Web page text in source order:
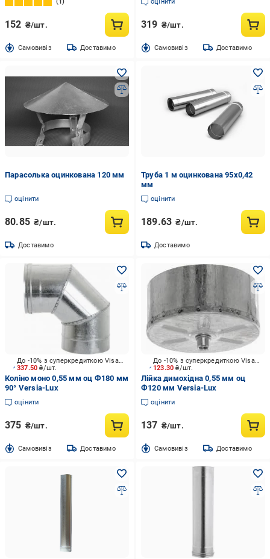
152 ₴/шт.
Cамовивіз Доставимо
319 ₴/шт.
Cамовивіз Доставимо
Парасолька оцинкована 120 мм
оцінити
80.85 ₴/шт.
Доставимо
Труба 1 м оцинкована 95х0,42
мм
оцінити
189.63 ₴/шт.
Доставимо
337.50₴/шт.
До -10% з суперкредиткою Visa Вигода
Коліно моно 0,55 мм оц Ф180 мм
90° Versia-Lux
оцінити
375 ₴/шт.
Cамовивіз Доставимо
123.30₴/шт.
До -10% з суперкредиткою Visa Вигода
Лійка димохідна 0,55 мм оц
Ф120 мм Versia-Lux
оцінити
137 ₴/шт.
Cамовивіз Доставимо